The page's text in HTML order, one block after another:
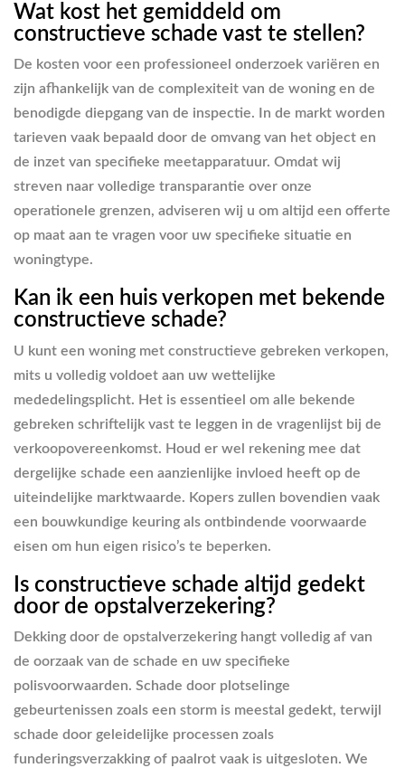
Wat kost het gemiddeld om
constructieve schade vast te stellen?
De kosten voor een professioneel onderzoek variëren en
zijn afhankelijk van de complexiteit van de woning en de
benodigde diepgang van de inspectie. In de markt worden
tarieven vaak bepaald door de omvang van het object en
de inzet van specifieke meetapparatuur. Omdat wij
streven naar volledige transparantie over onze
operationele grenzen, adviseren wij u om altijd een offerte
op maat aan te vragen voor uw specifieke situatie en
woningtype.
Kan ik een huis verkopen met bekende
constructieve schade?
U kunt een woning met constructieve gebreken verkopen,
mits u volledig voldoet aan uw wettelijke
mededelingsplicht. Het is essentieel om alle bekende
gebreken schriftelijk vast te leggen in de vragenlijst bij de
verkoopovereenkomst. Houd er wel rekening mee dat
dergelijke schade een aanzienlijke invloed heeft op de
uiteindelijke marktwaarde. Kopers zullen bovendien vaak
een bouwkundige keuring als ontbindende voorwaarde
eisen om hun eigen risico’s te beperken.
Is constructieve schade altijd gedekt
door de opstalverzekering?
Dekking door de opstalverzekering hangt volledig af van
de oorzaak van de schade en uw specifieke
polisvoorwaarden. Schade door plotselinge
gebeurtenissen zoals een storm is meestal gedekt, terwijl
schade door geleidelijke processen zoals
funderingsverzakking of paalrot vaak is uitgesloten. We